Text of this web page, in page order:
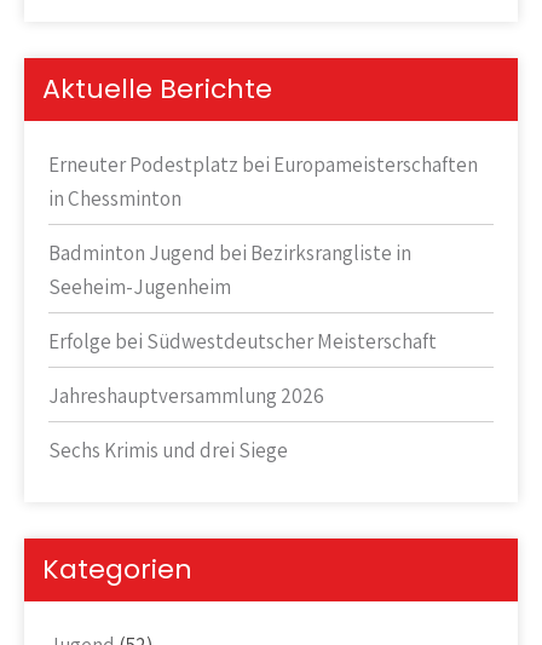
Aktuelle Berichte
Erneuter Podestplatz bei Europameisterschaften
in Chessminton
Badminton Jugend bei Bezirksrangliste in
Seeheim-Jugenheim
Erfolge bei Südwestdeutscher Meisterschaft
Jahreshauptversammlung 2026
Sechs Krimis und drei Siege
Kategorien